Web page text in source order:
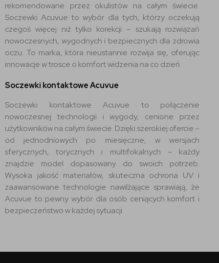
rekomendowane przez okulistów na całym świecie.
Soczewki Acuvue to wybór dla tych, którzy oczekują
czegoś więcej niż tylko korekcji – szukają rozwiązań
nowoczesnych, wygodnych i bezpiecznych dla zdrowia
oczu. To marka, która nieustannie rozwija się, oferując
innowacje w trosce o komfort widzenia na co dzień.
Soczewki kontaktowe Acuvue
Soczewki kontaktowe Acuvue to połączenie
nowoczesnej technologii i wygody, cenione przez
użytkowników na całym świecie. Dzięki szerokiej ofercie –
od jednodniowych po miesięczne, w wersjach
sferycznych, torycznych i multifokalnych – każdy
znajdzie model dopasowany do swoich potrzeb.
Wysoka jakość materiałów, skuteczna ochrona UV i
zaawansowane technologie nawilżające sprawiają, że
Acuvue to pewny wybór dla osób ceniących komfort i
bezpieczeństwo w każdej sytuacji.